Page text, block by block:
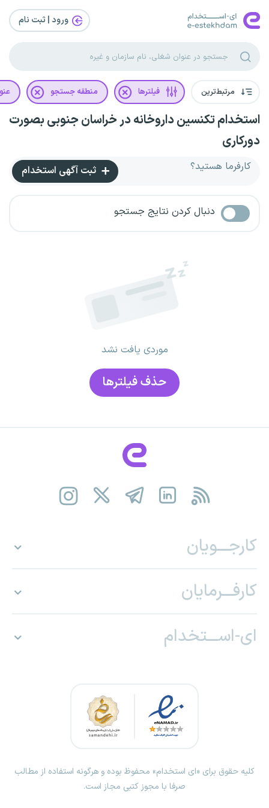
ورود | ثبت‌ نام
مرتبط‌ترین فیلترها منطقه جستجو
استخدام تکنسین داروخانه در خراسان جنوبی بصورت
دورکاری
کارفرما هستید؟ ثبت آگهی استخدام
دنبال کردن نتایج جستجو
موردی یافت نشد
حذف فیلتر‌ها
کارجـــویان
کارفـــرمایان
ای-اســـتخدام
کلیه حقوق برای «ای استخدام» محفوظ بوده و هرگونه استفاده از مطالب
صرفا با مجوز کتبی مجاز است.